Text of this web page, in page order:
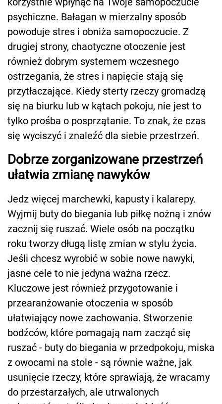
psychiczne. Bałagan w mierzalny sposób
powoduje stres i obniża samopoczucie. Z
drugiej strony, chaotyczne otoczenie jest
również dobrym systemem wczesnego
ostrzegania, że stres i napięcie stają się
przytłaczające. Kiedy sterty rzeczy gromadzą
się na biurku lub w kątach pokoju, nie jest to
tylko prośba o posprzątanie. To znak, że czas
się wyciszyć i znaleźć dla siebie przestrzeń.
Dobrze zorganizowane przestrzeń
ułatwia zmianę nawyków
Jedz więcej marchewki, kapusty i kalarepy.
Wyjmij buty do biegania lub piłkę nożną i znów
zacznij się ruszać. Wiele osób na początku
roku tworzy długą listę zmian w stylu życia.
Jeśli chcesz wyrobić w sobie nowe nawyki,
jasne cele to nie jedyna ważna rzecz.
Kluczowe jest również przygotowanie i
przearanżowanie otoczenia w sposób
ułatwiający nowe zachowania. Stworzenie
bodźców, które pomagają nam zacząć się
ruszać - buty do biegania w przedpokoju, miska
z owocami na stole - są równie ważne, jak
usunięcie rzeczy, które sprawiają, że wracamy
do przestarzałych, ale utrwalonych